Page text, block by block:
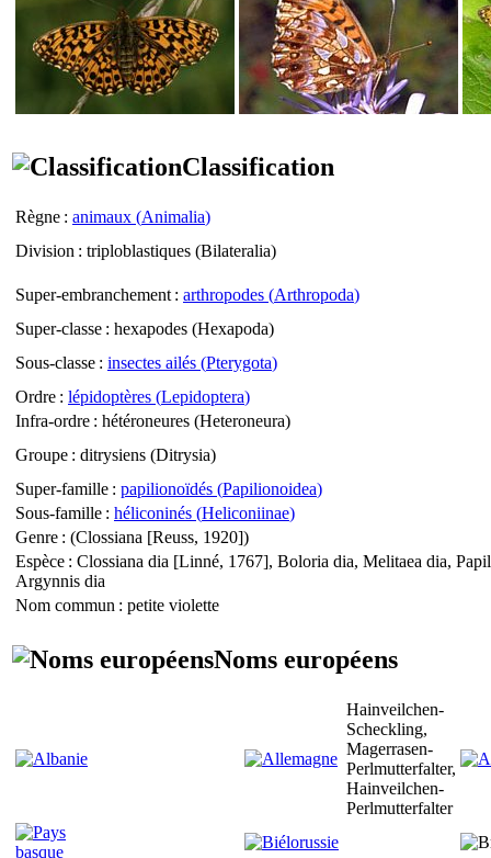
Classification
Règne : animaux (Animalia)
Division : triploblastiques (Bilateralia)
Super-embranchement : arthropodes (Arthropoda)
Super-classe : hexapodes (Hexapoda)
Sous-classe : insectes ailés (Pterygota)
Ordre : lépidoptères (Lepidoptera)
Infra-ordre : hétéroneures (Heteroneura)
Groupe : ditrysiens (Ditrysia)
Super-famille : papilionoïdés (Papilionoidea)
Sous-famille : héliconinés (Heliconiinae)
Genre : (Clossiana [Reuss, 1920])
Espèce : Clossiana dia [Linné, 1767], Boloria dia, Melitaea dia,
Argynnis dia
Nom commun : petite violette
Noms européens
Hainveilchen-
Scheckling,
Magerrasen-
Perlmutterfalter,
Hainveilchen-
Perlmutterfalter